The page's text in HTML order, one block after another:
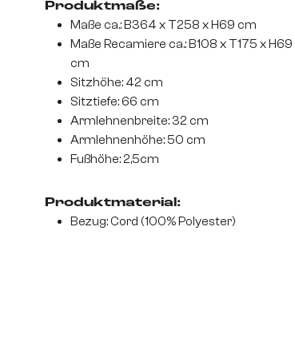
Produktmaße:
Maße ca.: B364 x T258 x H69 cm
Maße Recamiere ca.: B108 x T175 x H69
cm
Sitzhöhe: 42 cm
Sitztiefe: 66 cm
Armlehnenbreite: 32 cm
Armlehnenhöhe: 50 cm
Fußhöhe: 2,5cm
Produktmaterial:
Bezug: Cord (100% Polyester)